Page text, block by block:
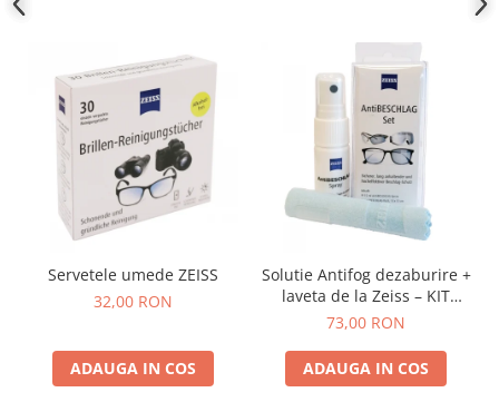
Servetele umede ZEISS
32,00 RON
ADAUGA IN COS
Solutie Antifog dezaburire +
laveta de la Zeiss – KIT
COMPLET
73,00 RON
ADAUGA IN COS